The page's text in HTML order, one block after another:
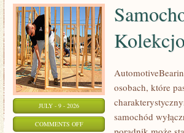
JULY - 9 - 2026
COMMENTS OFFON
osobach, które
samochód